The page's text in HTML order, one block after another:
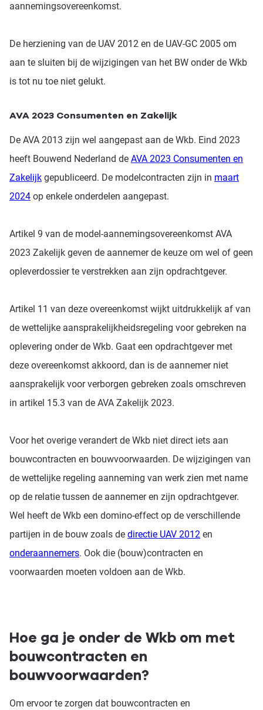
aannemingsovereenkomst.
De herziening van de UAV 2012 en de UAV-GC 2005 om
aan te sluiten bij de wijzigingen van het BW onder de Wkb
is tot nu toe niet gelukt.
AVA 2023 Consumenten en Zakelijk
De AVA 2013 zijn wel aangepast aan de Wkb. Eind 2023
heeft Bouwend Nederland de AVA 2023 Consumenten en
Zakelijk gepubliceerd. De modelcontracten zijn in maart
2024 op enkele onderdelen aangepast.
Artikel 9 van de model-aannemingsovereenkomst AVA
2023 Zakelijk geven de aannemer de keuze om wel of geen
opleverdossier te verstrekken aan zijn opdrachtgever.
Artikel 11 van deze overeenkomst wijkt uitdrukkelijk af van
de wettelijke aansprakelijkheidsregeling voor gebreken na
oplevering onder de Wkb. Gaat een opdrachtgever met
deze overeenkomst akkoord, dan is de aannemer niet
aansprakelijk voor verborgen gebreken zoals omschreven
in artikel 15.3 van de AVA Zakelijk 2023.
Voor het overige verandert de Wkb niet direct iets aan
bouwcontracten en bouwvoorwaarden. De wijzigingen van
de wettelijke regeling aanneming van werk zien met name
op de relatie tussen de aannemer en zijn opdrachtgever.
Wel heeft de Wkb een domino-effect op de verschillende
partijen in de bouw zoals de directie UAV 2012 en
onderaannemers. Ook die (bouw)contracten en
voorwaarden moeten voldoen aan de Wkb.
Hoe ga je onder de Wkb om met
bouwcontracten en
bouwvoorwaarden?
Om ervoor te zorgen dat bouwcontracten en